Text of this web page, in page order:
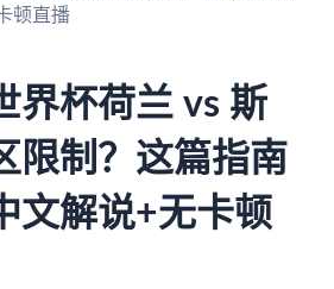
顿直播
界杯荷兰 vs 斯
限制？这篇指南
文解说+无卡顿